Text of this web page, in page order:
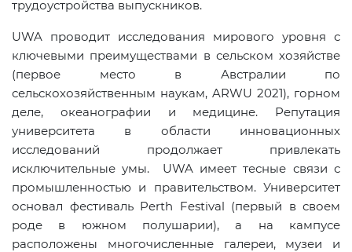
трудоустройства выпускников.
UWA проводит исследования мирового уровня с
ключевыми преимуществами в сельском хозяйстве
(первое место в Австралии по
сельскохозяйственным наукам, ARWU 2021), горном
деле, океанографии и медицине. Репутация
университета в области инновационных
исследований продолжает привлекать
исключительные умы. UWA имеет тесные связи с
промышленностью и правительством. Университет
основал фестиваль Perth Festival (первый в своем
роде в южном полушарии), а на кампусе
расположены многочисленные галереи, музеи и